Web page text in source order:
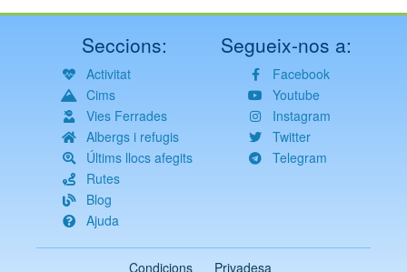
Seccions:
Activitat
Cims
Vies Ferrades
Albergs i refugis
Últims llocs afegits
Rutes
Blog
Ajuda
Segueix-nos a:
Facebook
Youtube
Instagram
Twitter
Telegram
Condicions Privadesa